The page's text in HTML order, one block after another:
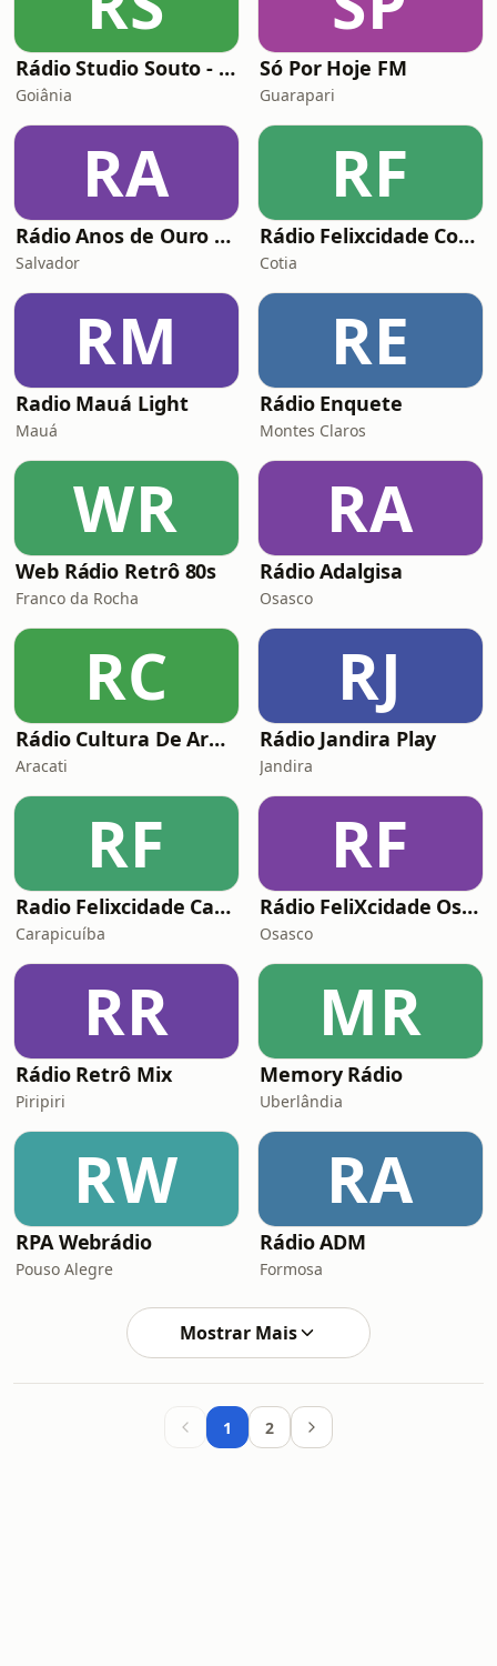
Rádio Studio Souto - Discoteca 70s
Goiânia
Só Por Hoje FM
Guarapari
RA
Rádio Anos de Ouro FM
Salvador
RF
Rádio Felixcidade Cotia Sp
Cotia
RM
Radio Mauá Light
Mauá
RE
Rádio Enquete
Montes Claros
WR
Web Rádio Retrô 80s
Franco da Rocha
RA
Rádio Adalgisa
Osasco
RC
Rádio Cultura De Aracati
Aracati
RJ
Rádio Jandira Play
Jandira
RF
Radio Felixcidade Carapicuba
Carapicuíba
RF
Rádio FeliXcidade Osasco-SP
Osasco
RR
Rádio Retrô Mix
Piripiri
MR
Memory Rádio
Uberlândia
RW
RPA Webrádio
Pouso Alegre
RA
Rádio ADM
Formosa
Mostrar Mais
1 2